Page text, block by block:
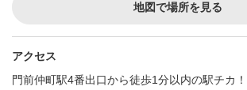
地図で場所を見る
アクセス
門前仲町駅4番出口から徒歩1分以内の駅チカ！